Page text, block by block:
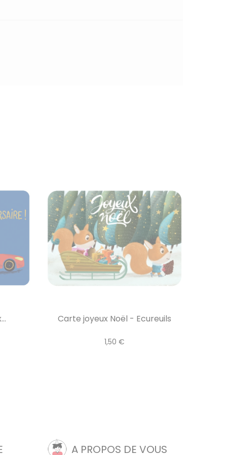
Carte joyeux Noël - Ecureuils
1,50 €
A PROPOS DE VOUS